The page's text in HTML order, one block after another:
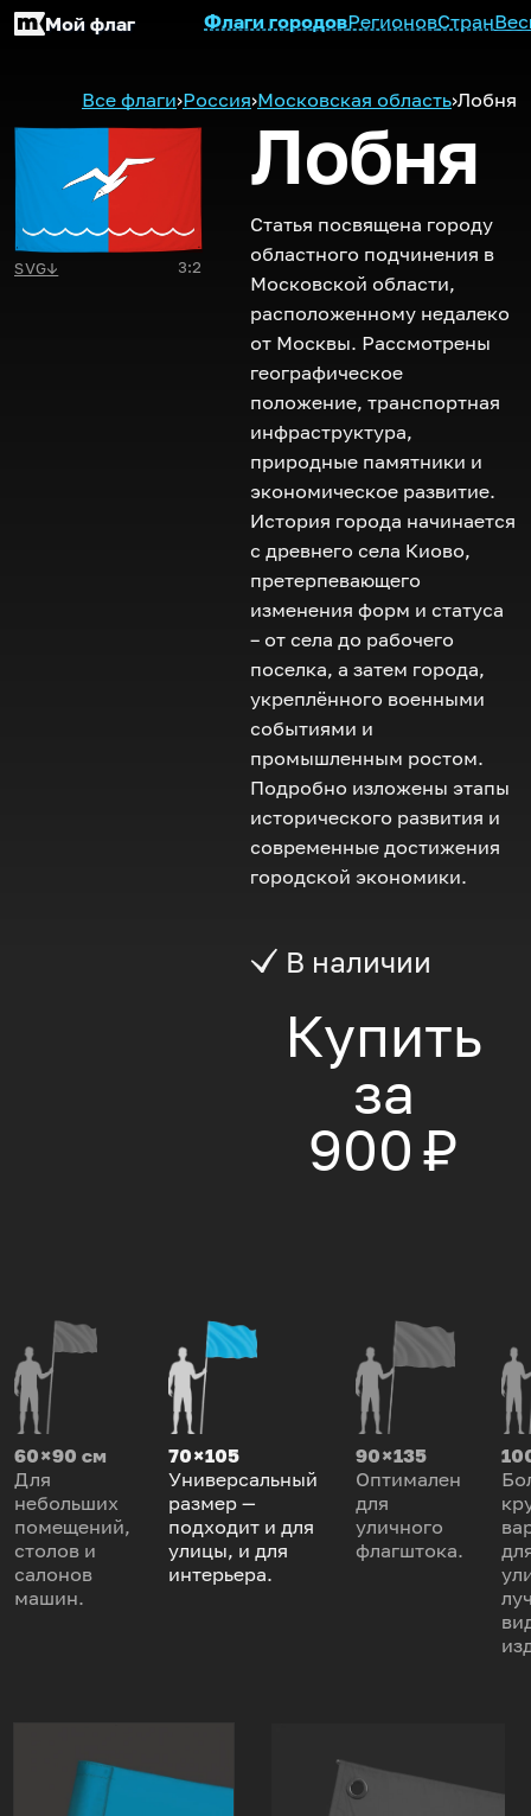
Мой флаг Флаги городовРегионовСтран
Все флаги›Россия›Московская область›Лобня
SVG↓ 3:2
Лобня
Статья посвящена городу
областного подчинения в
Московской области,
расположенному недалеко
от Москвы. Рассмотрены
географическое
положение, транспортная
инфраструктура,
природные памятники и
экономическое развитие.
История города начинается
с древнего села Киово,
претерпевающего
изменения форм и статуса
– от села до рабочего
поселка, а затем города,
укреплённого военными
событиями и
промышленным ростом.
Подробно изложены этапы
исторического развития и
современные достижения
городской экономики.
В наличии
Купить
за
900 ₽
60 × 90 см
Для
небольших
помещений,
столов и
салонов
машин.
70 × 105
Универсальный
размер —
подходит и для
улицы, и для
интерьера.
90 × 135
Оптимален
для
уличного
флагштока.